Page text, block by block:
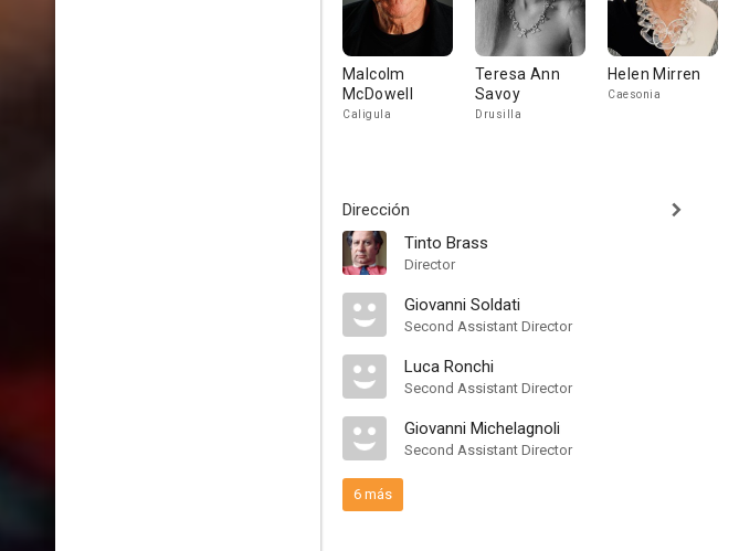
Malcolm
McDowell
Caligula
Teresa Ann
Savoy
Drusilla
Helen Mirren
Caesonia
Dirección
Tinto Brass
Director
Giovanni Soldati
Second Assistant Director
Luca Ronchi
Second Assistant Director
Giovanni Michelagnoli
Second Assistant Director
6 más